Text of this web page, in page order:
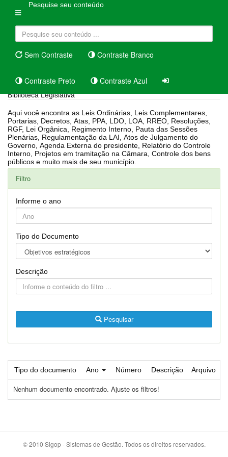
Pesquise seu conteúdo
Sem Contraste Contraste Branco
Contraste Preto Contraste Azul
Biblioteca Legislativa
Aqui você encontra as Leis Ordinárias, Leis Complementares,
Portarias, Decretos, Atas, PPA, LDO, LOA, RREO, Resoluções,
RGF, Lei Orgânica, Regimento Interno, Pauta das Sessões
Plenárias, Regulamentação da LAI, Atos de Julgamento do
Governo, Agenda Externa do presidente, Relatório do Controle
Interno, Projetos em tramitação na Câmara, Controle dos bens
públicos e muito mais de seu município.
Filtro
Informe o ano
Tipo do Documento
Descrição
Pesquisar
Tipo do documento Ano Número Descrição Arquivo
Nenhum documento encontrado. Ajuste os filtros!
© 2010 Sigop - Sistemas de Gestão. Todos os direitos reservados.